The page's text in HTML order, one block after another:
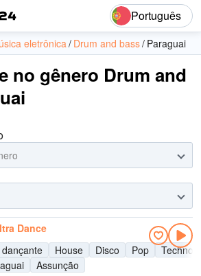
Português
eletrônica Drum and bass Paraguai
no gênero Drum and
Dance
House Disco Pop
Techno
Assunção